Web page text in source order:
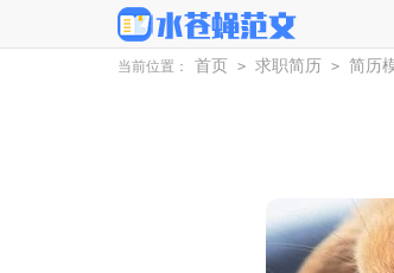
当前位置： 首页 > 求职简历 > 简历